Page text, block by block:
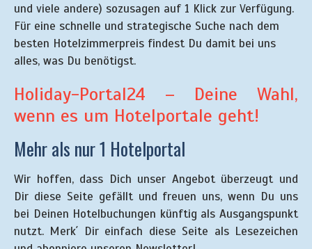
und viele andere) sozusagen auf 1 Klick zur Verfügung.
Für eine schnelle und strategische Suche nach dem
besten Hotelzimmerpreis findest Du damit bei uns
alles, was Du benötigst.
Holiday-Portal24 – Deine Wahl,
wenn es um Hotelportale geht!
Mehr als nur 1 Hotelportal
Wir hoffen, dass Dich unser Angebot überzeugt und
Dir diese Seite gefällt und freuen uns, wenn Du uns
bei Deinen Hotelbuchungen künftig als Ausgangspunkt
nutzt. Merk´ Dir einfach diese Seite als Lesezeichen